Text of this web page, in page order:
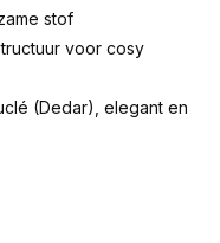
stof
voor cosy
(Dedar), elegant en